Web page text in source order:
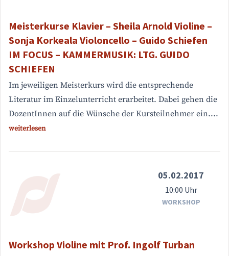
Meisterkurse Klavier – Sheila Arnold Violine –
Sonja Korkeala Violoncello – Guido Schiefen
IM FOCUS – KAMMERMUSIK: LTG. GUIDO
SCHIEFEN
Im jeweiligen Meisterkurs wird die entsprechende
Literatur im Einzelunterricht erarbeitet. Dabei gehen die
DozentInnen auf die Wünsche der Kursteilnehmer ein....
weiterlesen
05.02.2017
10:00 Uhr
WORKSHOP
Workshop Violine mit Prof. Ingolf Turban